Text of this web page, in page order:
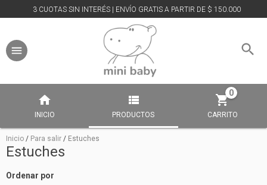
3 CUOTAS SIN INTERÉS | ENVÍO GRATIS A PARTIR DE $ 150.000
INICIO PRODUCTOS CARRITO
0
Inicio / Para salir / Estuches
Estuches
Ordenar por